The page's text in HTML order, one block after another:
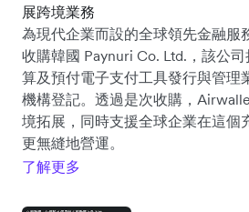
展跨境業務
為現代企業而設的全球領先金融服
收購韓國 Paynuri Co. Ltd.，該公
算及預付電子支付工具發行與管理
機構登記。透過是次收購，
境拓展，同時支援全球企業在這個
更無縫地營運。
了解更多